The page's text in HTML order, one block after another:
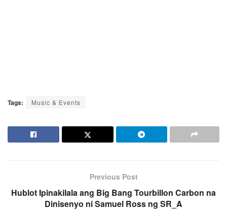
Tags: Music & Events
Previous Post
Hublot Ipinakilala ang Big Bang Tourbillon Carbon na
Dinisenyo ni Samuel Ross ng SR_A